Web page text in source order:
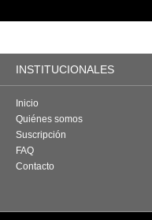
INSTITUCIONALES
Inicio
Quiénes somos
Suscripción
FAQ
Contacto